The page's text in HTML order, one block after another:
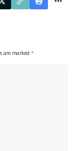
are marked *